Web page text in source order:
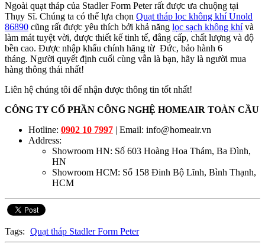
Ngoài quạt tháp của Stadler Form Peter rất được ưa chuộng tại
Thụy Sĩ. Chúng ta có thể lựa chọn Quạt tháp lọc không khí Unold
86890 cũng rất được yêu thích bởi khả năng lọc sạch không khívà
làm mát tuyệt vời, được thiết kế tinh tế, đẳng cấp, chất lượng và độ
bền cao. Được nhập khẩu chính hãng từ Đức, bảo hành 6
tháng. Người quyết định cuối cùng vẫn là bạn, hãy là người mua
hàng thông thái nhất!
Liên hệ chúng tôi để nhận được thông tin tốt nhất!
CÔNG TY CỔ PHẦN CÔNG NGHỆ HOMEAIR TOÀN CẦU
Hotline: 0902 10 7997 | Email: info@homeair.vn
Address:
Showroom HN: Số 603 Hoàng Hoa Thám, Ba Đình,
HN
Showroom HCM: Số 158 Đinh Bộ Lĩnh, Bình Thạnh,
HCM
Tags: Quạt tháp Stadler Form Peter